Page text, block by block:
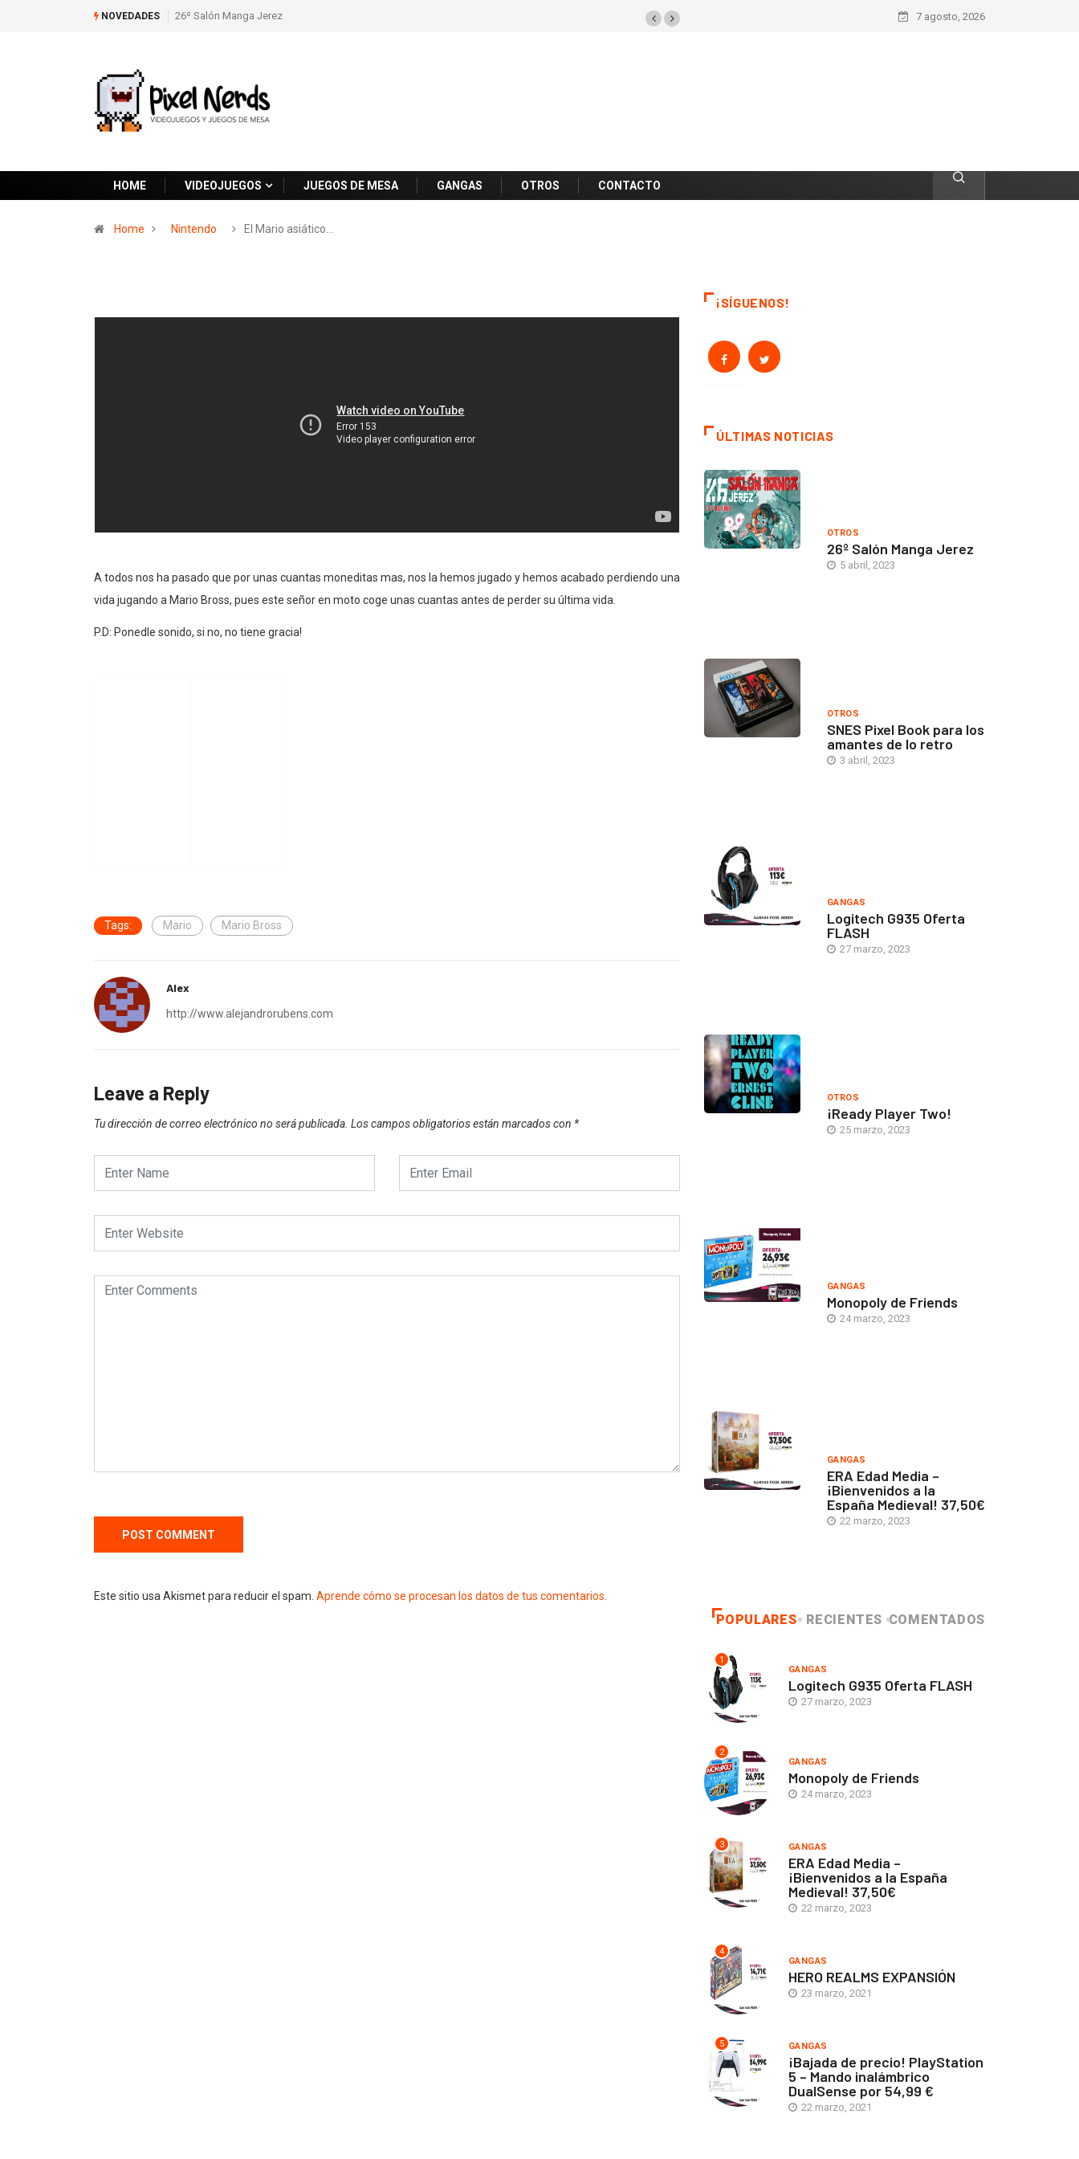
NOVEDADES 26º Salón Manga Jerez 7 agosto, 2026
HOME VIDEOJUEGOS JUEGOS DE MESA GANGAS OTROS CONTACTO
Home Nintendo El Mario asiático…
A todos nos ha pasado que por unas cuantas moneditas mas, nos la hemos jugado y hemos acabado perdiendo una
vida jugando a Mario Bross, pues este señor en moto coge unas cuantas antes de perder su última vida.
P.D: Ponedle sonido, si no, no tiene gracia!
Tags: Mario Mario Bross
Alex
http://www.alejandrorubens.com
Leave a Reply
Tu dirección de correo electrónico no será publicada. Los campos obligatorios están marcados con *
Este sitio usa Akismet para reducir el spam. Aprende cómo se procesan los datos de tus comentarios.
¡SÍGUENOS!
ÚLTIMAS NOTICIAS
OTROS
26º Salón Manga Jerez
5 abril, 2023
OTROS
SNES Pixel Book para los
amantes de lo retro
3 abril, 2023
GANGAS
Logitech G935 Oferta
FLASH
27 marzo, 2023
OTROS
¡Ready Player Two!
25 marzo, 2023
GANGAS
Monopoly de Friends
24 marzo, 2023
GANGAS
ERA Edad Media –
¡Bienvenidos a la
España Medieval! 37,50€
22 marzo, 2023
POPULARES RECIENTES COMENTADOS
1
GANGAS
Logitech G935 Oferta FLASH
27 marzo, 2023
2
GANGAS
Monopoly de Friends
24 marzo, 2023
3 GANGAS
ERA Edad Media –
¡Bienvenidos a la España
Medieval! 37,50€
22 marzo, 2023
4
GANGAS
HERO REALMS EXPANSIÓN
23 marzo, 2021
5 GANGAS
¡Bajada de precio! PlayStation
5 – Mando inalámbrico
DualSense por 54,99 €
22 marzo, 2021